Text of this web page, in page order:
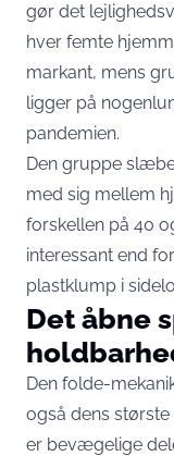
gør det
hver femte
markant, mens
ligger på
pandemien.
Den gruppe
med sig mellem
forskellen på 40
interessant end
plastklump i
Det åbne
Den folde-
også dens
er bevægelige